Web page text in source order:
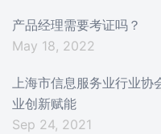
产品经理需要考证吗？
May 18, 2022
上海市信息服务业行业协
业创新赋能
Sep 24, 2021